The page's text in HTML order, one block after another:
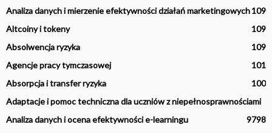
Analiza danych i mierzenie efektywności działań marketingowych109
Altcoiny i tokeny
109
Absolwencja ryzyka
109
Agencje pracy tymczasowej
101
Absorpcja i transfer ryzyka
100
Adaptacje i pomoc techniczna dla uczniów z niepełnosprawnościami
98
Analiza danych i ocena efektywności e-learningu 97